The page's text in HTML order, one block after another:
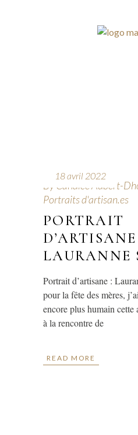
18 avril 2022
By Candice Aubert-
Portraits d'artisan.es
PORTRAIT
LAURANNE
Portrait d’artisane :
pour la fête des mères,
encore plus humain cette
à la rencontre de
READ MORE